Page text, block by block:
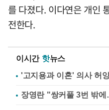
를 다졌다. 이다연은 개인
전한다.
이시간 핫뉴스
'고지용과 이혼' 의사 허
장영란 "쌍커풀 3번 밖